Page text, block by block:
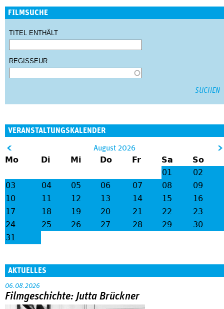
FILMSUCHE
TITEL ENTHÄLT
REGISSEUR
VERANSTALTUNGSKALENDER
lt;
August 2026
Mo Di Mi Do Fr Sa
So
01
02
03
04 05 06 07 08
09
10
11 12 13 14 15
16
17
18 19 20 21 22
23
24
25 26 27 28 29
30
31
AKTUELLES
06.08.2026
Filmgeschichte: Jutta Brückner